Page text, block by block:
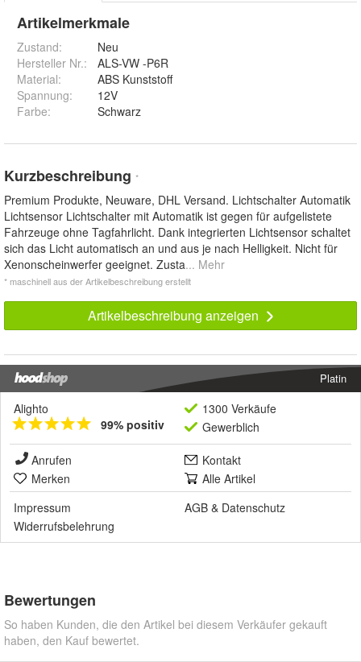
Artikelmerkmale
Zustand:
Neu
Hersteller Nr.:
ALS-VW -P6R
Material:
ABS Kunststoff
Spannung:
12V
Farbe: Schwarz
Kurzbeschreibung *
Premium Produkte, Neuware, DHL Versand. Lichtschalter Automatik
Lichtsensor Lichtschalter mit Automatik ist gegen für aufgelistete
Fahrzeuge ohne Tagfahrlicht. Dank integrierten Lichtsensor schaltet
sich das Licht automatisch an und aus je nach Helligkeit. Nicht für
Xenonscheinwerfer geeignet. Zusta... Mehr
* maschinell aus der Artikelbeschreibung erstellt
Artikelbeschreibung anzeigen
Platin
Alighto
99% positiv
1300 Verkäufe
Gewerblich
Anrufen
Kontakt
Merken
Alle Artikel
Impressum
AGB & Datenschutz
Widerrufsbelehrung
Bewertungen
So haben Kunden, die den Artikel bei diesem Verkäufer gekauft
haben, den Kauf bewertet.